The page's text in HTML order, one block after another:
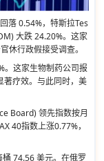
落 0.54%，特斯拉Tes
大跌 24.20%。这家
休行政假接受调查。
。这家生物制药公司报
著疗效。与此同时，美
Board) 领先指数按月
40指数上涨0.77%，
74.56 美元。在俄罗